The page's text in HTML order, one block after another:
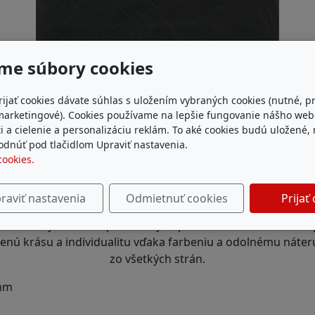
kamenné čelo s trojrozmerným bridlicovým
tak prirodzene a má veľmi špeciálny estetický vzhľad.
obojstranne potiahnutá vysoko kvalitnou hrubou
vyrazená nepravidelnými priehlbinami. Prirodzene
krásu a individualitu vďaka farbeniu a odolnému
zo všetkých strán.
súbory cookies
cookies dávate súhlas s uložením vybraných cookies (nutné,
Cookies používame na lepšie fungovanie nášho
a cielenie a personalizáciu reklám. To aké cookies budú uložené,
pod tlačidlom Upraviť nastavenia.
nastavenia Odmietnuť cookies Prijať